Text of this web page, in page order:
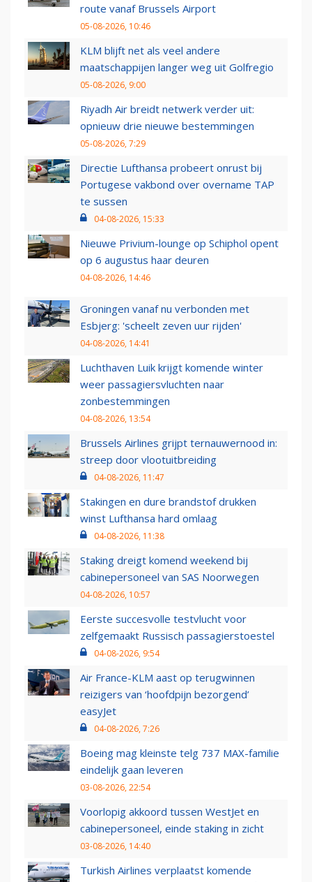
route vanaf Brussels Airport
05-08-2026, 10:46
KLM blijft net als veel andere
maatschappijen langer weg uit Golfregio
05-08-2026, 9:00
Riyadh Air breidt netwerk verder uit:
opnieuw drie nieuwe bestemmingen
05-08-2026, 7:29
Directie Lufthansa probeert onrust bij
Portugese vakbond over overname TAP
te sussen
04-08-2026, 15:33
Nieuwe Privium-lounge op Schiphol opent
op 6 augustus haar deuren
04-08-2026, 14:46
Groningen vanaf nu verbonden met
Esbjerg: 'scheelt zeven uur rijden'
04-08-2026, 14:41
Luchthaven Luik krijgt komende winter
weer passagiersvluchten naar
zonbestemmingen
04-08-2026, 13:54
Brussels Airlines grijpt ternauwernood in:
streep door vlootuitbreiding
04-08-2026, 11:47
Stakingen en dure brandstof drukken
winst Lufthansa hard omlaag
04-08-2026, 11:38
Staking dreigt komend weekend bij
cabinepersoneel van SAS Noorwegen
04-08-2026, 10:57
Eerste succesvolle testvlucht voor
zelfgemaakt Russisch passagierstoestel
04-08-2026, 9:54
Air France-KLM aast op terugwinnen
reizigers van ‘hoofdpijn bezorgend’
easyJet
04-08-2026, 7:26
Boeing mag kleinste telg 737 MAX-familie
eindelijk gaan leveren
03-08-2026, 22:54
Voorlopig akkoord tussen WestJet en
cabinepersoneel, einde staking in zicht
03-08-2026, 14:40
Turkish Airlines verplaatst komende